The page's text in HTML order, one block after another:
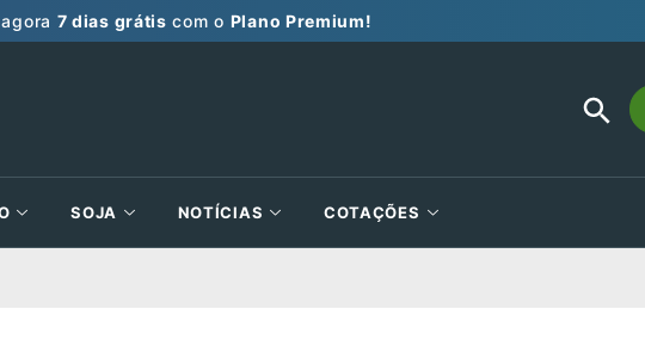
7 dias grátis com o Plano Premium!
for:
SEARCH
BUTTON
SOJA NOTÍCIAS COTAÇÕES